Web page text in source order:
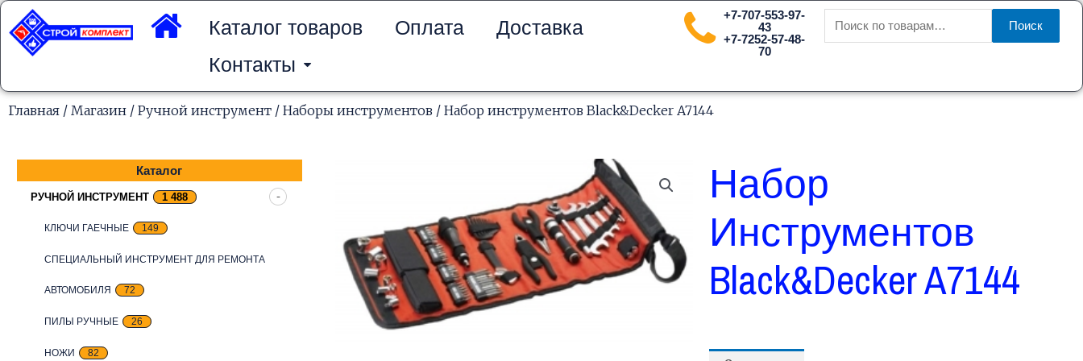
Перейти
содержимому
Каталог товаров Оплата
Доставка
Контакты
+7-707-553-97-
43
+7-7252-57-48-
70
Искать:
Поиск
Главная / Магазин / Ручной инструмент / Наборы инструментов / Набор инструментов Black&Decker A7144
Каталог
РУЧНОЙ ИНСТРУМЕНТ 1 488
КЛЮЧИ ГАЕЧНЫЕ 149
СПЕЦИАЛЬНЫЙ ИНСТРУМЕНТ ДЛЯ РЕМОНТА
АВТОМОБИЛЯ 72
ПИЛЫ РУЧНЫЕ 26
НОЖИ 82
Набор
Инструментов
Black&Decker A7144